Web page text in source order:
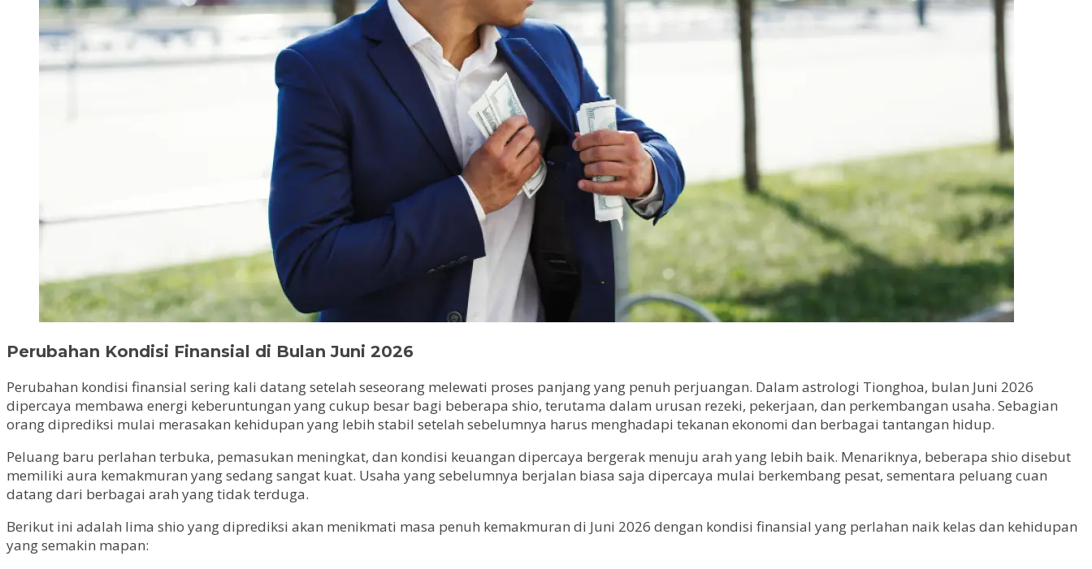
Perubahan Kondisi Finansial di Bulan Juni 2026
Perubahan kondisi finansial sering kali datang setelah seseorang melewati proses panjang yang penuh perjuangan. Dalam astrologi Tionghoa, bulan Juni 2026
dipercaya membawa energi keberuntungan yang cukup besar bagi beberapa shio, terutama dalam urusan rezeki, pekerjaan, dan perkembangan usaha. Sebagian
orang diprediksi mulai merasakan kehidupan yang lebih stabil setelah sebelumnya harus menghadapi tekanan ekonomi dan berbagai tantangan hidup.
Peluang baru perlahan terbuka, pemasukan meningkat, dan kondisi keuangan dipercaya bergerak menuju arah yang lebih baik. Menariknya, beberapa shio disebut
memiliki aura kemakmuran yang sedang sangat kuat. Usaha yang sebelumnya berjalan biasa saja dipercaya mulai berkembang pesat, sementara peluang cuan
datang dari berbagai arah yang tidak terduga.
Berikut ini adalah lima shio yang diprediksi akan menikmati masa penuh kemakmuran di Juni 2026 dengan kondisi finansial yang perlahan naik kelas dan kehidupan
yang semakin mapan: